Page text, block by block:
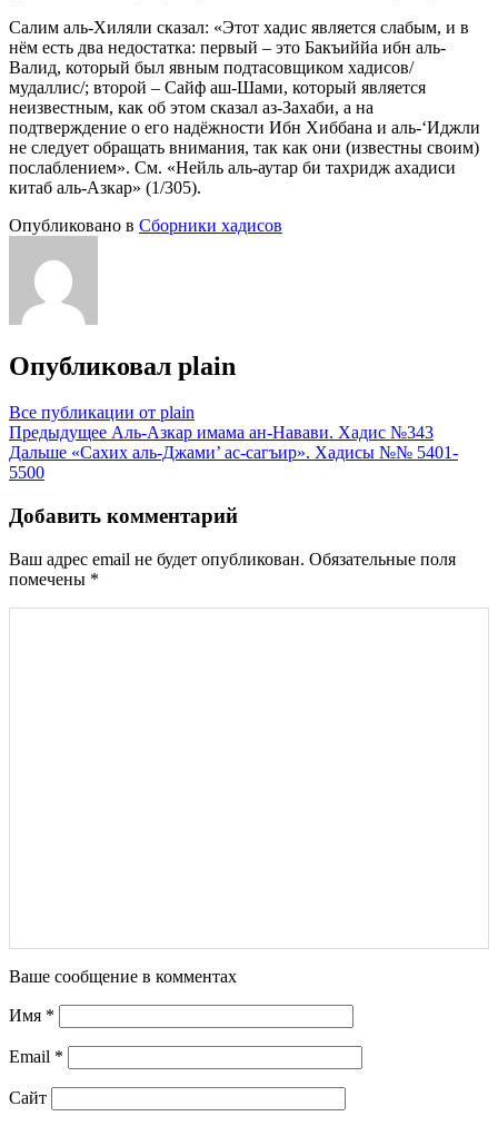
Салим аль-Хиляли сказал: «Этот хадис является слабым, и в
нём есть два недостатка: первый – это Бакъиййа ибн аль-
Валид, который был явным подтасовщиком хадисов/
мудаллис/; второй – Сайф аш-Шами, который является
неизвестным, как об этом сказал аз-Захаби, а на
подтверждение о его надёжности Ибн Хиббана и аль-‘Иджли
не следует обращать внимания, так как они (известны своим)
послаблением». См. «Нейль аль-аутар би тахридж ахадиси
китаб аль-Азкар» (1/305).
Опубликовано в Сборники хадисов
Опубликовал plain
Все публикации от plain
Навигация
по
Предыдущее Аль-Азкар имама ан-Навави. Хадис №343
Дальше «Сахих аль-Джами’ ас-сагъир». Хадисы №№ 5401-
5500
Добавить комментарий
Ваш адрес email не будет опубликован. Обязательные поля
помечены *
Ваше сообщение в комментах
Имя *
Email *
Сайт